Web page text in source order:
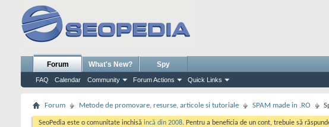
Forum
FAQ Calendar Community Forum Actions Quick Links
What's New? Spy
Forum Metode de promovare, resurse, articole si tutoriale SPAM made in .RO
SeoPedia este o comunitate inchisă incă din 2008. Pentru a beneficia de un cont, trebuie să